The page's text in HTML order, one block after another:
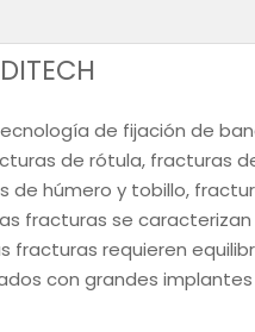
de fijación de
de rótula, fracturas
de húmero y tobillo,
fracturas se
requieren
con grandes